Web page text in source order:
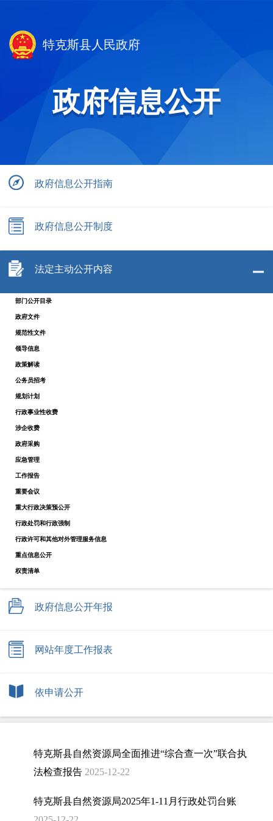
特克斯县人民政府
政府信息公开
政府信息公开指南
政府信息公开制度
法定主动公开内容
部门公开目录
政府文件
规范性文件
领导信息
政策解读
公务员招考
规划计划
行政事业性收费
涉企收费
政府采购
应急管理
工作报告
重要会议
重大行政决策预公开
行政处罚和行政强制
行政许可和其他对外管理服务信息
重点信息公开
权责清单
政府信息公开年报
网站年度工作报表
依申请公开
特克斯县自然资源局全面推进“综合查一次”联合执
法检查报告 2025-12-22
特克斯县自然资源局2025年1-11月行政处罚台账